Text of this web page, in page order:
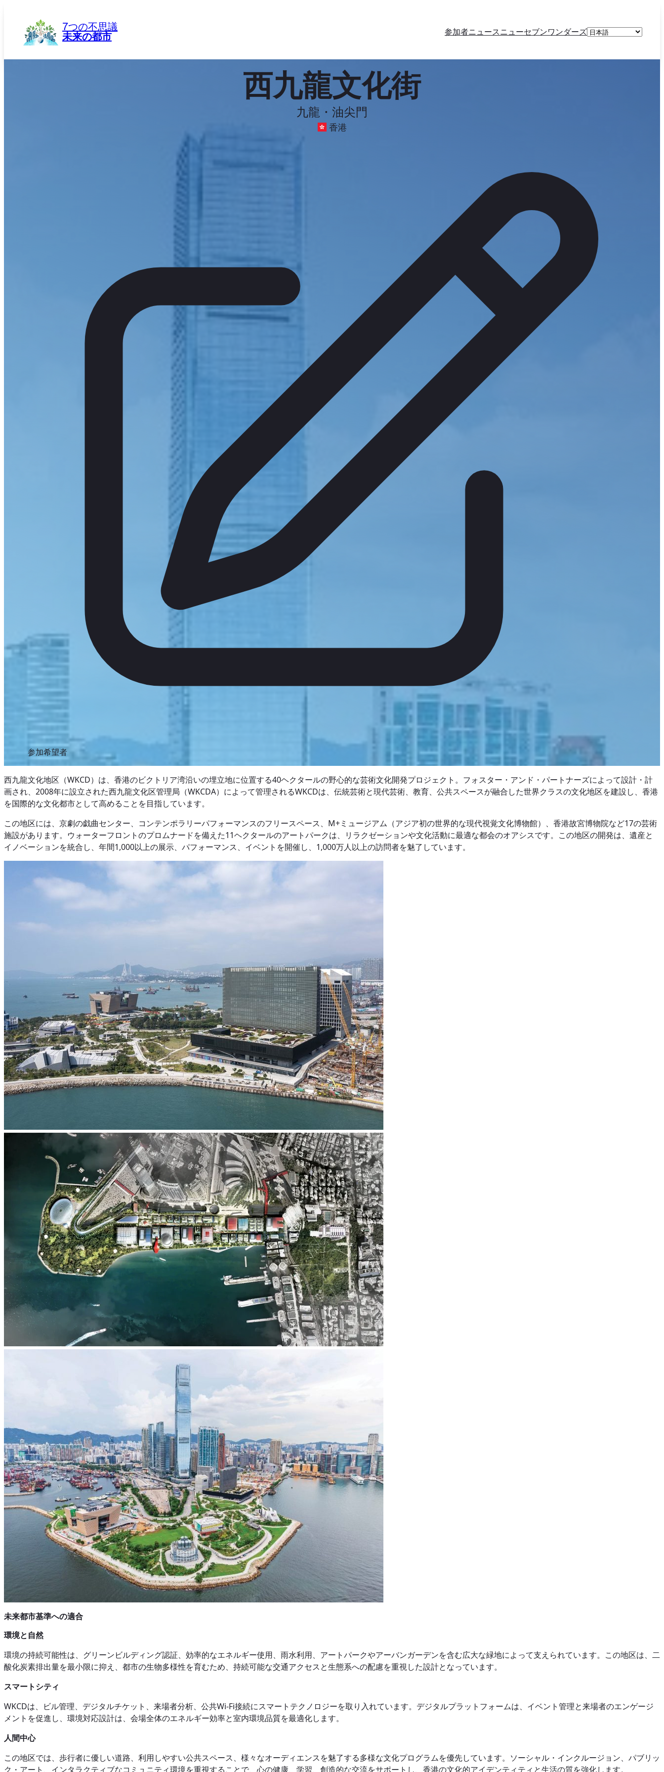
キ
7つの不思議
未来の都市
参加者ニュースニューセブンワンダーズ言
西九龍文化街
九龍・油尖門
香港
参加希望者
西九龍文化地区（WKCD）は、香港のビクトリア湾沿いの埋立地に位置する40ヘクタールの野心的な芸術文化開発プロジェクト。フォスター・アンド・パートナーズによって設計・計
画され、2008年に設立された西九龍文化区管理局（WKCDA）によって管理されるWKCDは、伝統芸術と現代芸術、教育、公共スペースが融合した世界クラスの文化地区を建設し、香港
を国際的な文化都市として高めることを目指しています。
この地区には、京劇の戯曲センター、コンテンポラリーパフォーマンスのフリースペース、M+ミュージアム（アジア初の世界的な現代視覚文化博物館）、香港故宮博物院など17の芸術
施設があります。ウォーターフロントのプロムナードを備えた11ヘクタールのアートパークは、リラクゼーションや文化活動に最適な都会のオアシスです。この地区の開発は、遺産と
イノベーションを統合し、年間1,000以上の展示、パフォーマンス、イベントを開催し、1,000万人以上の訪問者を魅了しています。
未来都市基準への適合
環境と自然
環境の持続可能性は、グリーンビルディング認証、効率的なエネルギー使用、雨水利用、アートパークやアーバンガーデンを含む広大な緑地によって支えられています。この地区は、二
酸化炭素排出量を最小限に抑え、都市の生物多様性を育むため、持続可能な交通アクセスと生態系への配慮を重視した設計となっています。
スマートシティ
WKCDは、ビル管理、デジタルチケット、来場者分析、公共Wi-Fi接続にスマートテクノロジーを取り入れています。デジタルプラットフォームは、イベント管理と来場者のエンゲージ
メントを促進し、環境対応設計は、会場全体のエネルギー効率と室内環境品質を最適化します。
人間中心
この地区では、歩行者に優しい道路、利用しやすい公共スペース、様々なオーディエンスを魅了する多様な文化プログラムを優先しています。ソーシャル・インクルージョン、パブリッ
ク・アート、インタラクティブなコミュニティ環境を重視することで、心の健康、学習、創造的な交流をサポートし、香港の文化的アイデンティティと生活の質を強化します。